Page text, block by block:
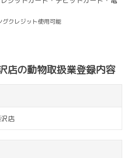
グクレジット使用可能
店の動物取扱業登録内容
店